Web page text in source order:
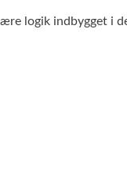
logik indbygget